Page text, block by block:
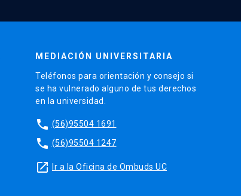
MEDIACIÓN UNIVERSITARIA
Teléfonos para orientación y consejo si
se ha vulnerado alguno de tus derechos
en la universidad.
phone (56)95504 1691
phone (56)95504 1247
launch Ir a la Oficina de Ombuds UC